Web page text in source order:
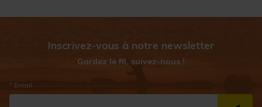
Inscrivez-vous à notre newsletter
Gardez le fil, suivez-nous !
* Email